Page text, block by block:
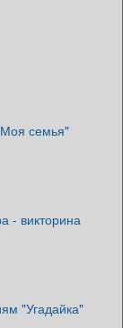
семья"
- викторина
"Угадайка"